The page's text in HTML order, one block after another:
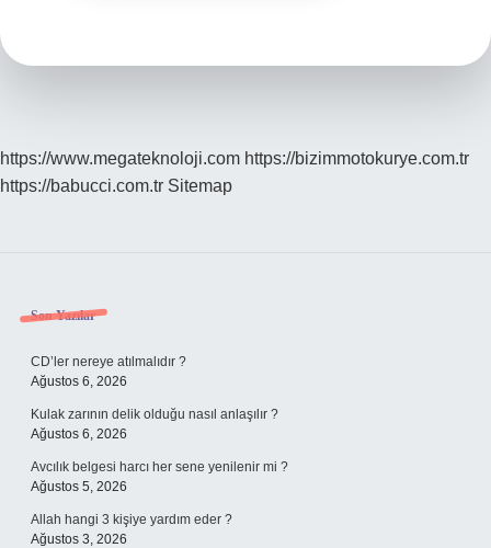
https://www.megateknoloji.com https://bizimmotokurye.com.tr
https://babucci.com.tr Sitemap
Sidebar
Son Yazılar
CD’ler nereye atılmalıdır ?
Ağustos 6, 2026
Kulak zarının delik olduğu nasıl anlaşılır ?
Ağustos 6, 2026
Avcılık belgesi harcı her sene yenilenir mi ?
Ağustos 5, 2026
Allah hangi 3 kişiye yardım eder ?
Ağustos 3, 2026